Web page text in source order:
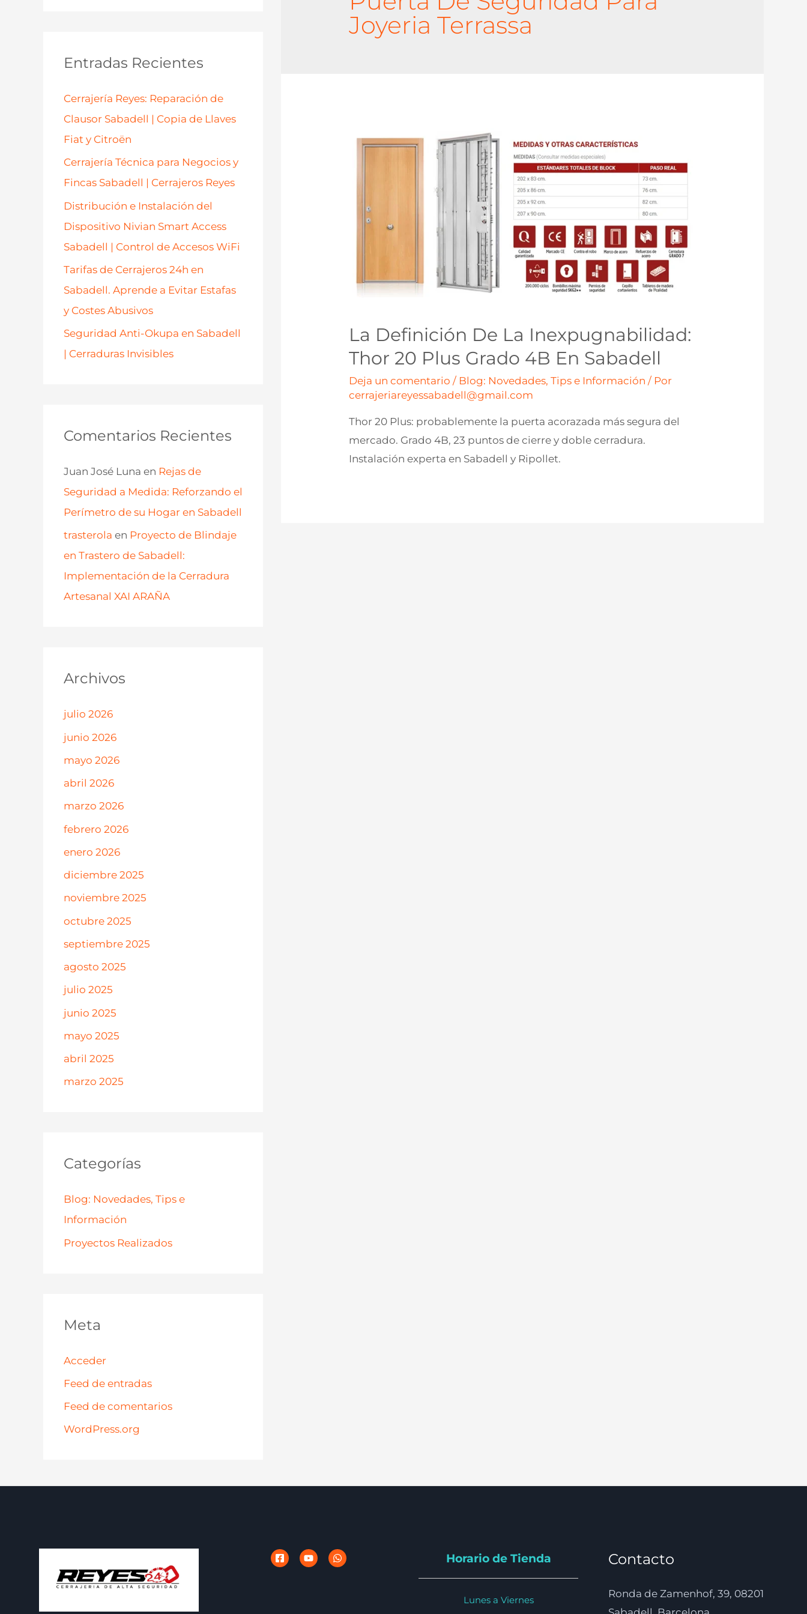
rEntradas Recientes
Cerrajería Reyes: Reparación de
Clausor Sabadell | Copia de Llaves
Fiat y Citroën
Cerrajería Técnica para Negocios y
Fincas Sabadell | Cerrajeros Reyes
Distribución e Instalación del
Dispositivo Nivian Smart Access
Sabadell | Control de Accesos WiFi
Tarifas de Cerrajeros 24h en
Sabadell. Aprende a Evitar Estafas
y Costes Abusivos
Seguridad Anti-Okupa en Sabadell
| Cerraduras Invisibles
Comentarios Recientes
Juan José Luna en Rejas de
Seguridad a Medida: Reforzando el
Perímetro de su Hogar en Sabadell
trasterola en Proyecto de Blindaje
en Trastero de Sabadell:
Implementación de la Cerradura
Artesanal XAI ARAÑA
Archivos
julio 2026
junio 2026
mayo 2026
abril 2026
marzo 2026
febrero 2026
enero 2026
diciembre 2025
noviembre 2025
octubre 2025
septiembre 2025
agosto 2025
julio 2025
junio 2025
mayo 2025
abril 2025
marzo 2025
Categorías
Blog: Novedades, Tips e
Información
Proyectos Realizados
Meta
Acceder
Feed de entradas
Feed de comentarios
WordPress.org
Joyeria Terrassa
La Definición De La Inexpugnabilidad:
Thor 20 Plus Grado 4B En Sabadell
Deja un comentario / Blog: Novedades, Tips e Información / Por
cerrajeriareyessabadell@gmail.com
Thor 20 Plus: probablemente la puerta acorazada más segura del
mercado. Grado 4B, 23 puntos de cierre y doble cerradura.
Instalación experta en Sabadell y Ripollet.
Horario de Tienda
Lunes a Viernes
Contacto
Ronda de Zamenhof, 39, 08201